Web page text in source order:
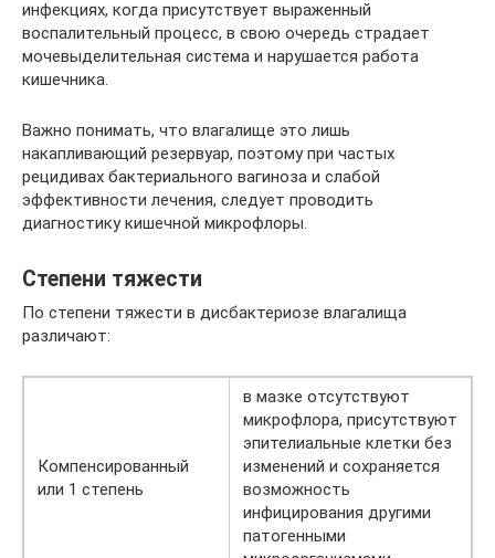
инфекциях, когда присутствует выраженный
воспалительный процесс, в свою очередь страдает
мочевыделительная система и нарушается работа
кишечника.
Важно понимать, что влагалище это лишь
накапливающий резервуар, поэтому при частых
рецидивах бактериального вагиноза и слабой
эффективности лечения, следует проводить
диагностику кишечной микрофлоры.
Степени тяжести
По степени тяжести в дисбактериозе влагалища
различают:
Компенсированный
или 1 степень
в мазке отсутствуют
микрофлора, присутствуют
эпителиальные клетки без
изменений и сохраняется
возможность
инфицирования другими
патогенными